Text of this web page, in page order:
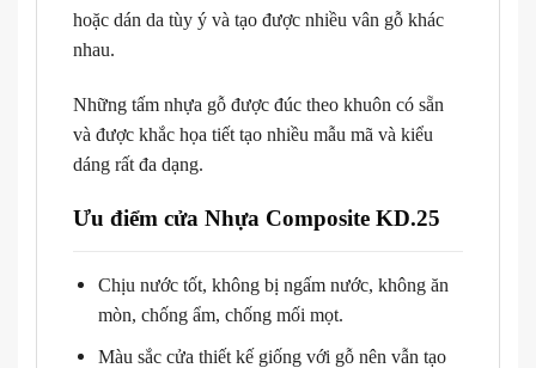
hoặc dán da tùy ý và tạo được nhiều vân gỗ khác
nhau.
Những tấm nhựa gỗ được đúc theo khuôn có sẵn
và được khắc họa tiết tạo nhiều mẫu mã và kiểu
dáng rất đa dạng.
Ưu điểm cửa Nhựa Composite KD.25
Chịu nước tốt, không bị ngấm nước, không ăn
mòn, chống ẩm, chống mối mọt.
Màu sắc cửa thiết kế giống với gỗ nên vẫn tạo